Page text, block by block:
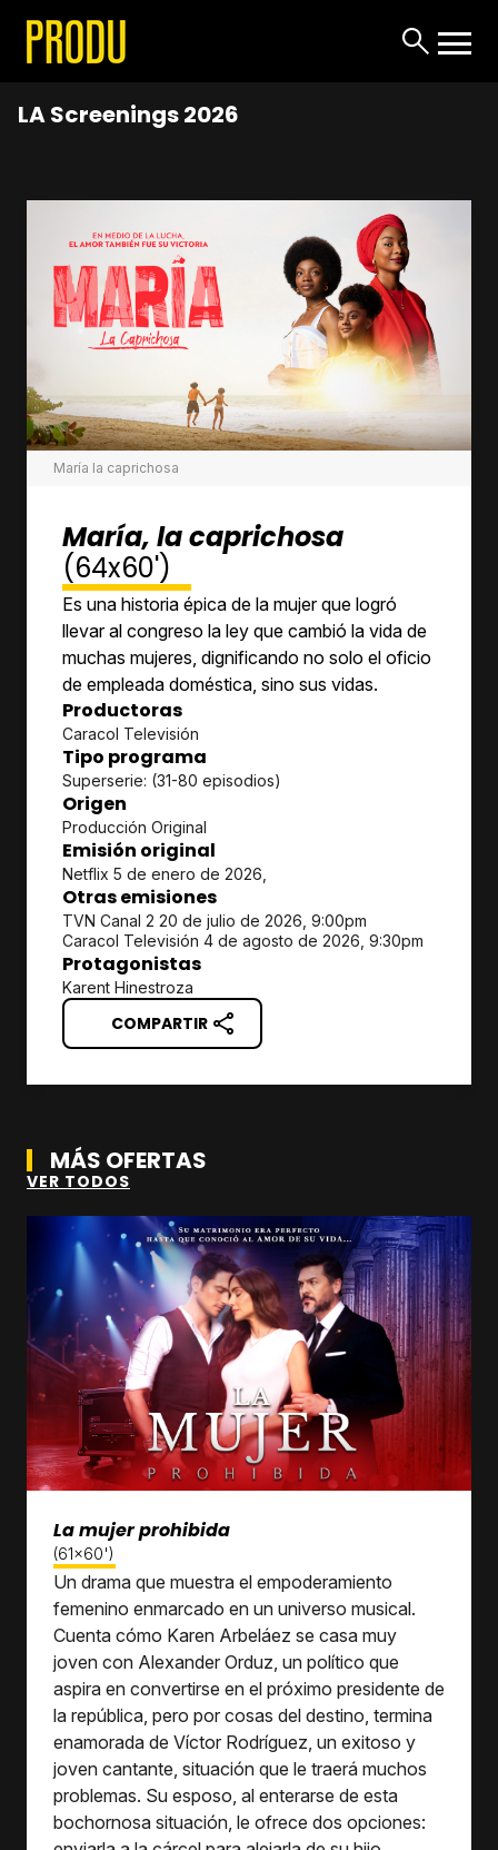
LA Screenings 2026
María la caprichosa
María, la caprichosa
(64x60')
Es una historia épica de la mujer que logró
llevar al congreso la ley que cambió la vida de
muchas mujeres, dignificando no solo el oficio
de empleada doméstica, sino sus vidas.
Productoras
Caracol Televisión
Tipo programa
Superserie: (31-80 episodios)
Origen
Producción Original
Emisión original
Netflix 5 de enero de 2026,
Otras emisiones
TVN Canal 2 20 de julio de 2026, 9:00pm
Caracol Televisión 4 de agosto de 2026, 9:30pm
Protagonistas
Karent Hinestroza
COMPARTIR
MÁS OFERTAS
VER TODOS
La mujer prohibida
(61x60')
Un drama que muestra el empoderamiento
femenino enmarcado en un universo musical.
Cuenta cómo Karen Arbeláez se casa muy
joven con Alexander Orduz, un político que
aspira en convertirse en el próximo presidente de
la república, pero por cosas del destino, termina
enamorada de Víctor Rodríguez, un exitoso y
joven cantante, situación que le traerá muchos
problemas. Su esposo, al enterarse de esta
bochornosa situación, le ofrece dos opciones: